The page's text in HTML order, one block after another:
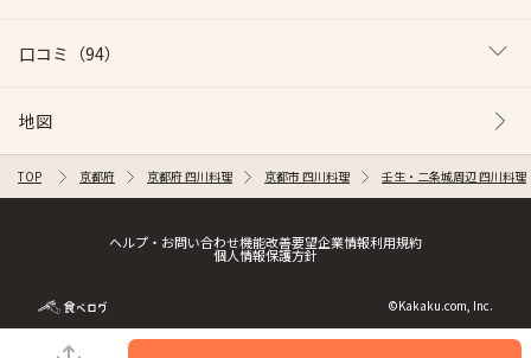
口コミ （94）
地図
TOP 京都府 京都府 四川料理 京都市 四川料理 壬生・二条城周辺 四川料理
ヘルプ・お問い合わせ機能改善要望企業情報利用規約
個人情報保護方針
©Kakaku.com, Inc.